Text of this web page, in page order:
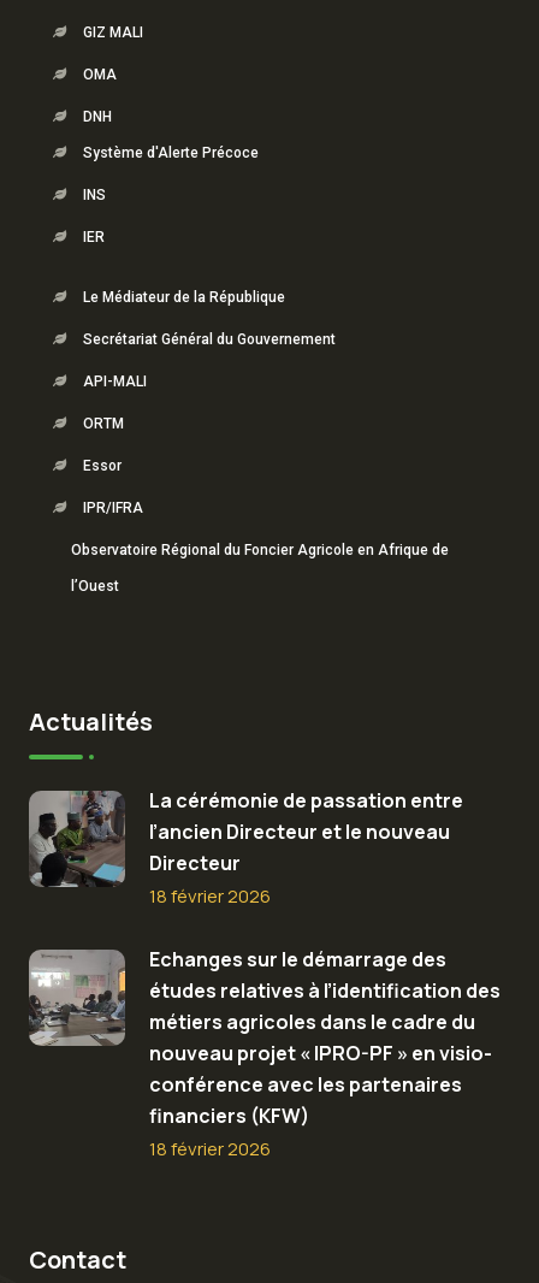
GIZ MALI
OMA
DNH
Système d'Alerte Précoce
INS
IER
Le Médiateur de la République
Secrétariat Général du Gouvernement
API-MALI
ORTM
Essor
IPR/IFRA
Observatoire Régional du Foncier Agricole en Afrique de
l’Ouest
Actualités
La cérémonie de passation entre
l’ancien Directeur et le nouveau
Directeur
18 février 2026
Echanges sur le démarrage des
études relatives à l’identification des
métiers agricoles dans le cadre du
nouveau projet « IPRO-PF » en visio-
conférence avec les partenaires
financiers (KFW)
18 février 2026
Contact